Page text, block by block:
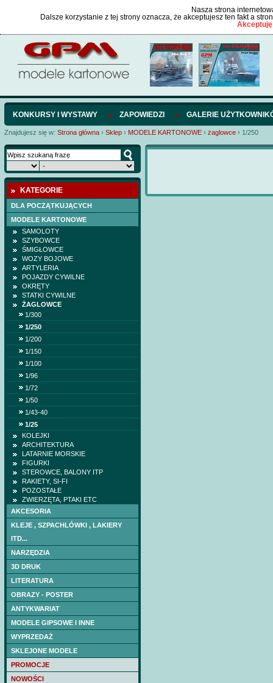
Nasza strona
Dalsze korzystanie z tej strony oznacza, że akceptujesz ten fakt a
KONKURSY I WYSTAWY ZAPOWIEDZI GALERIE
Znajdujesz się w: Strona główna › Sklep › MODELE KARTONOWE › żaglowce › 1/250
KATEGORIE
DLA POCZĄTKUJĄCYCH
MODELE KARTONOWE
SAMOLOTY
SZYBOWCE
ŚMIGŁOWCE
WOZY BOJOWE
ARTYLERIA
POJAZDY CYWILNE
OKRĘTY
STATKI CYWILNE
ŻAGLOWCE
1/300
1/250
1/200
1/150
1/100
1/96
1/72
1/50
1/43-40
1/25
KOLEJKI
ARCHITEKTURA
LATARNIE MORSKIE
FIGURKI
STEROWCE, BALONY ITP
RAKIETY, SI-FI
POZOSTAŁE
ZWIERZĘTA, PTAKI ETC
AKCESORIA
KLEJE , SZPACHLÓWKI , LAKIERY
ITD...
NARZĘDZIA
3D DRUK
LITERATURA
OBRAZY - POSTER
ANTYKWARIAT
MODELE GIPSOWE I INNE
WYPRZEDAŻ
SKLEJONE MODELE
PROMOCJE
NOWOŚCI